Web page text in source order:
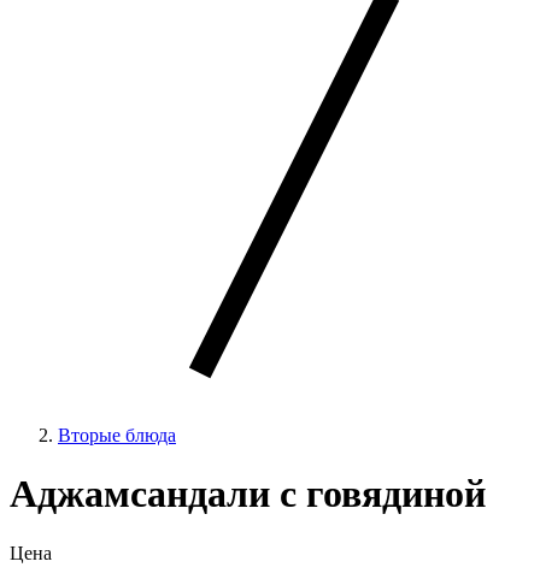
Вторые блюда
Аджамсандали с говядиной
Цена